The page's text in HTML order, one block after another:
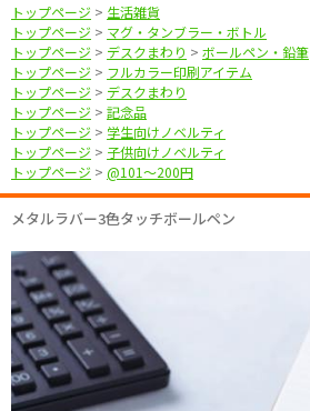
トップページ > 生活雑貨
トップページ > マグ・タンブラー・ボトル
トップページ > デスクまわり > ボールペン・鉛筆
トップページ > フルカラー印刷アイテム
トップページ > デスクまわり
トップページ > 記念品
トップページ > 学生向けノベルティ
トップページ > 子供向けノベルティ
トップページ > @101〜200円
メタルラバー3色タッチボールペン